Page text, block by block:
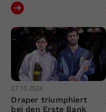
27.10.2024
Draper triumphiert
bei den Erste Bank